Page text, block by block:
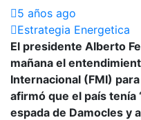
5 años ago
Estrategia Energetica
El presidente Alberto
mañana el
Internacional (FMI)
afirmó que el país tenía
espada de Damocles y